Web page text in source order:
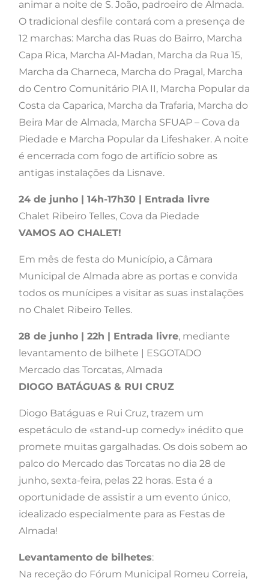
animar a noite de S. João, padroeiro de Almada.
O tradicional desfile contará com a presença de
12 marchas: Marcha das Ruas do Bairro, Marcha
Capa Rica, Marcha Al-Madan, Marcha da Rua 15,
Marcha da Charneca, Marcha do Pragal, Marcha
do Centro Comunitário PIA II, Marcha Popular da
Costa da Caparica, Marcha da Trafaria, Marcha do
Beira Mar de Almada, Marcha SFUAP – Cova da
Piedade e Marcha Popular da Lifeshaker. A noite
é encerrada com fogo de artifício sobre as
antigas instalações da Lisnave.
24 de junho | 14h-17h30 | Entrada livre
Chalet Ribeiro Telles, Cova da Piedade
VAMOS AO CHALET!
Em mês de festa do Município, a Câmara
Municipal de Almada abre as portas e convida
todos os munícipes a visitar as suas instalações
no Chalet Ribeiro Telles.
28 de junho | 22h | Entrada livre, mediante
levantamento de bilhete | ESGOTADO
Mercado das Torcatas, Almada
DIOGO BATÁGUAS & RUI CRUZ
Diogo Batáguas e Rui Cruz, trazem um
espetáculo de «stand-up comedy» inédito que
promete muitas gargalhadas. Os dois sobem ao
palco do Mercado das Torcatas no dia 28 de
junho, sexta-feira, pelas 22 horas. Esta é a
oportunidade de assistir a um evento único,
idealizado especialmente para as Festas de
Almada!
Levantamento de bilhetes:
Na receção do Fórum Municipal Romeu Correia,